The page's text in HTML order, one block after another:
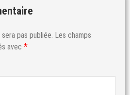
pas publiée. Les champs
avec *